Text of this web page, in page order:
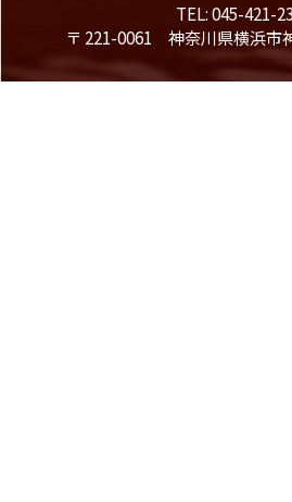
TEL: 045-421-
〒 221-0061 神奈川県横浜市